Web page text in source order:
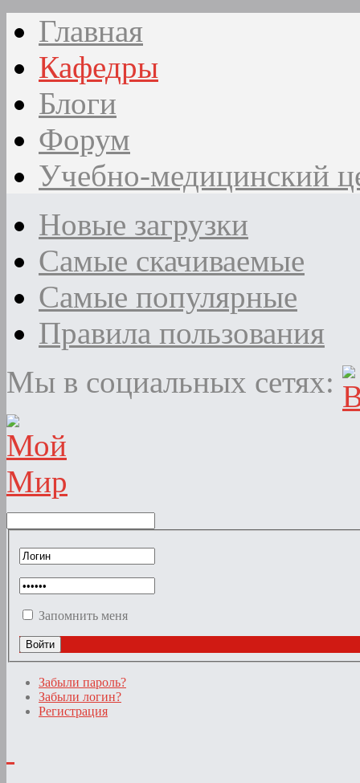
Главная
Кафедры
Блоги
Форум
Учебно-медицинский
Новые загрузки
Самые скачиваемые
Самые популярные
Правила пользования
Мы в социальных сетях:
Запомнить меня
Забыли пароль?
Забыли логин?
Регистрация